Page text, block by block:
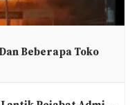
Beberapa Toko